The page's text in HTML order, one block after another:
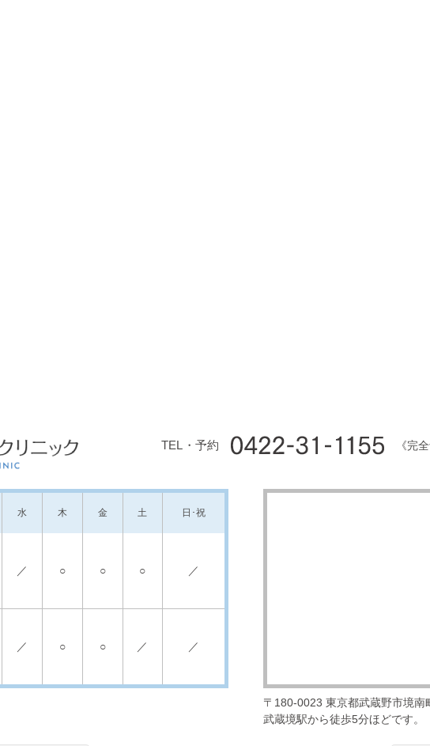
TEL・予約 《完
水 木 金 土 日･祝
／ ○ ○ ○ ／
／ ○ ○ ／ ／
〒180-0023 東京都武蔵野市境南
武蔵境駅から徒歩5分ほどです。